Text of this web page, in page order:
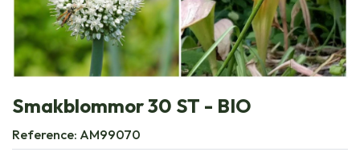
Smakblommor 30 ST - BIO
Reference: AM99070